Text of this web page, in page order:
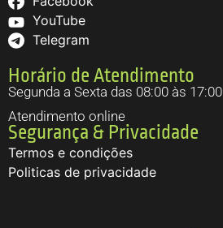
YouTube
Telegram
Horário de Atendimento
Segunda a Sexta das 08:00 às 17:00
Atendimento online
Segurança & Privacidade
Termos e condições
Politicas de privacidade